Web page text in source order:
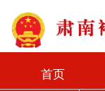
首页